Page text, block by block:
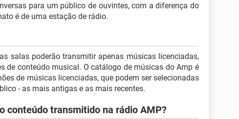
para um público de ouvintes, com a diferença do
é de uma estação de rádio.
salas poderão transmitir apenas músicas licenciadas,
de conteúdo musical. O catálogo de músicas do Amp é
de músicas licenciadas, que podem ser selecionadas
- as mais antigas e as mais recentes.
conteúdo transmitido na rádio AMP?